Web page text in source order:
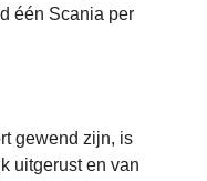
één Scania per
gewend zijn, is
uitgerust en van